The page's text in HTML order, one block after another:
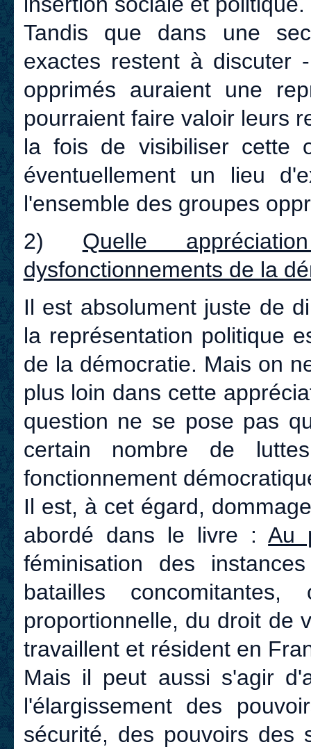
Tandis que dans une
exactes restent à discuter
opprimés auraient une
pourraient faire valoir leurs
la fois de visibiliser cette
éventuellement un lieu
l'ensemble des groupes
2) Quelle
dysfonctionnements de la
Il est absolument juste de
la représentation politique
de la démocratie. Mais on
plus loin dans cette
question ne se pose pas
certain nombre de
fonctionnement
Il est, à cet égard,
abordé dans le livre :Au
féminisation des
batailles
proportionnelle, du droit de
travaillent et résident en
Mais il peut aussi s'agir
l'élargissement des
sécurité, des pouvoirs des